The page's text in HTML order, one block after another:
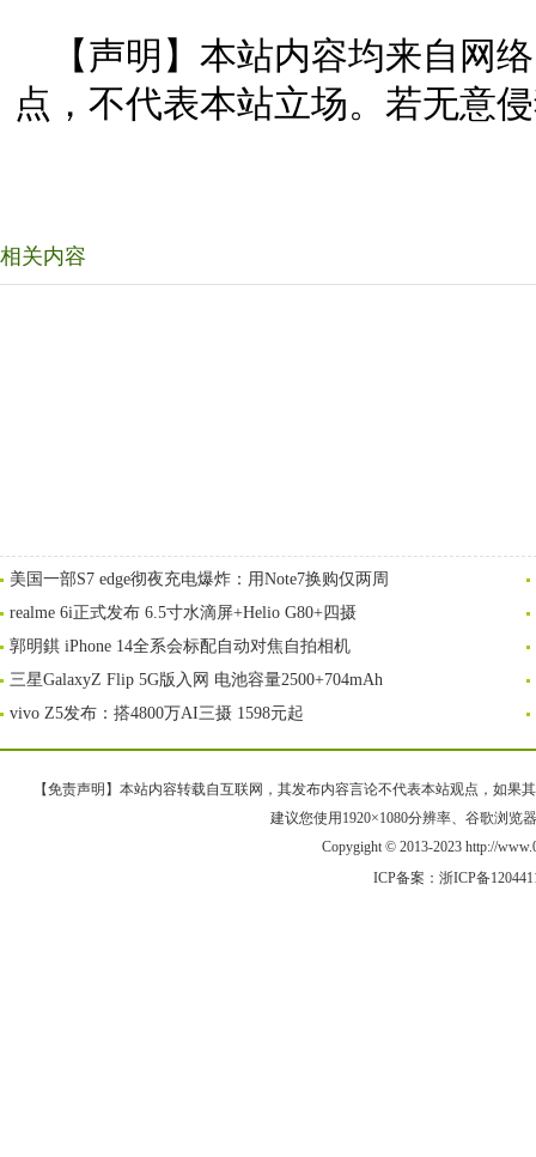
【声明】本站内容均来自网
点，不代表本站立场。若无意
相关内容
美国一部S7 edge彻夜充电爆炸：用Note7换购仅两周
realme 6i正式发布 6.5寸水滴屏+Helio G80+四摄
郭明錤 iPhone 14全系会标配自动对焦自拍相机
三星GalaxyZ Flip 5G版入网 电池容量2500+704mAh
vivo Z5发布：搭4800万AI三摄 1598元起
【免责声明】本站内容转载自互联网，其发布内容言论不代表本站观点，如果
建议您使用1920×1080分辨率、谷歌浏览
Copygight © 2013-2023 http://
ICP备案： 浙ICP备